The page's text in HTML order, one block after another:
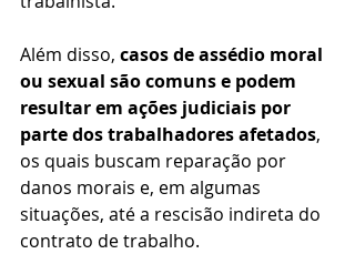
Além disso, casos de assédio moral
ou sexual são comuns e podem
resultar em ações judiciais por
parte dos trabalhadores afetados,
os quais buscam reparação por
danos morais e, em algumas
situações, até a rescisão indireta do
contrato de trabalho.